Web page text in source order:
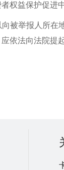
权益保护促进
被举报人所在
依法向法院提起